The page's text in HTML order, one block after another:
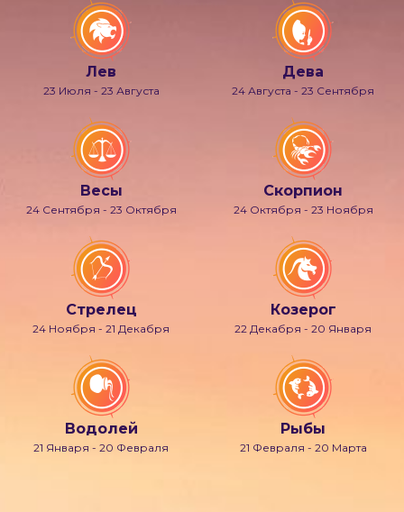
Лев
23 Июля - 23 Августа
Дева
24 Августа - 23 Сентября
Весы
24 Сентября - 23 Октября
Скорпион
24 Октября - 23 Ноября
Стрелец
24 Ноября - 21 Декабря
Козерог
22 Декабря - 20 Января
Водолей
21 Января - 20 Февраля
Рыбы
21 Февраля - 20 Марта